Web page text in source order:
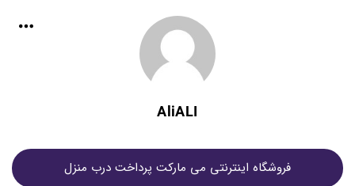
AliALI
فروشگاه اینترنتی می مارکت پرداخت درب منزل